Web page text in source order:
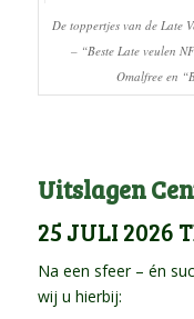
De toppertjes van de Late
– “Beste Late veulen
Omalfree en
Uitslagen
25 JULI 2026
Na een sfeer – én
wij u hierbij: